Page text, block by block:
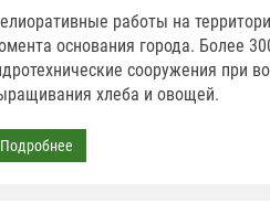
работы на
основания города. Более
сооружения при
хлеба и овощей.
Подробнее